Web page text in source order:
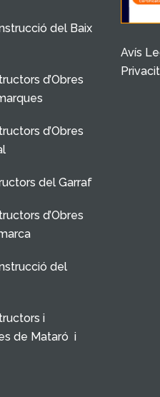
del Baix
d’Obres
d’Obres
del Garraf
d’Obres
del
i
de Mataró i
Avís